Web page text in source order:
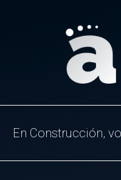
En Construcción,